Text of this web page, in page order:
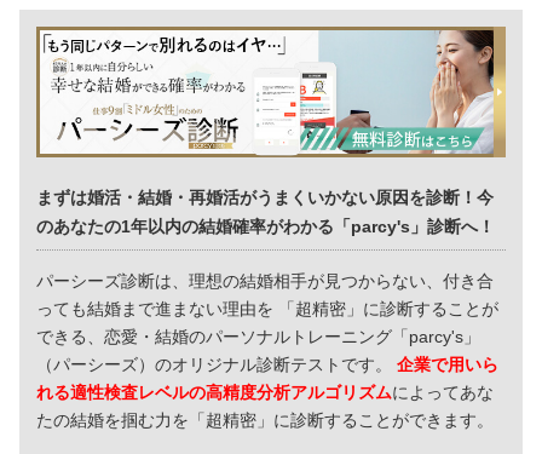
まずは婚活・結婚・再婚活がうまくいかない原因を診断！今
のあなたの1年以内の結婚確率がわかる「parcy's」診断へ！
パーシーズ診断は、理想の結婚相手が見つからない、付き合
っても結婚まで進まない理由を 「超精密」に診断することが
できる、恋愛・結婚のパーソナルトレーニング「parcy's」
（パーシーズ）のオリジナル診断テストです。企業で用いら
れる適性検査レベルの高精度分析アルゴリズムによってあな
たの結婚を掴む力を「超精密」に診断することができます。